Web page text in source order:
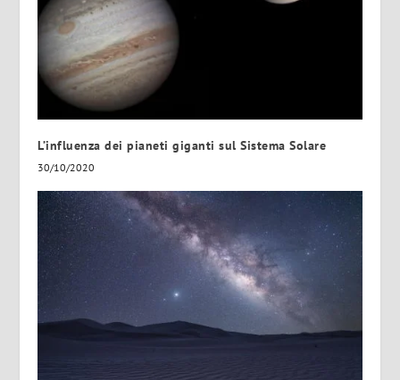
L’influenza dei pianeti giganti sul Sistema Solare
30/10/2020